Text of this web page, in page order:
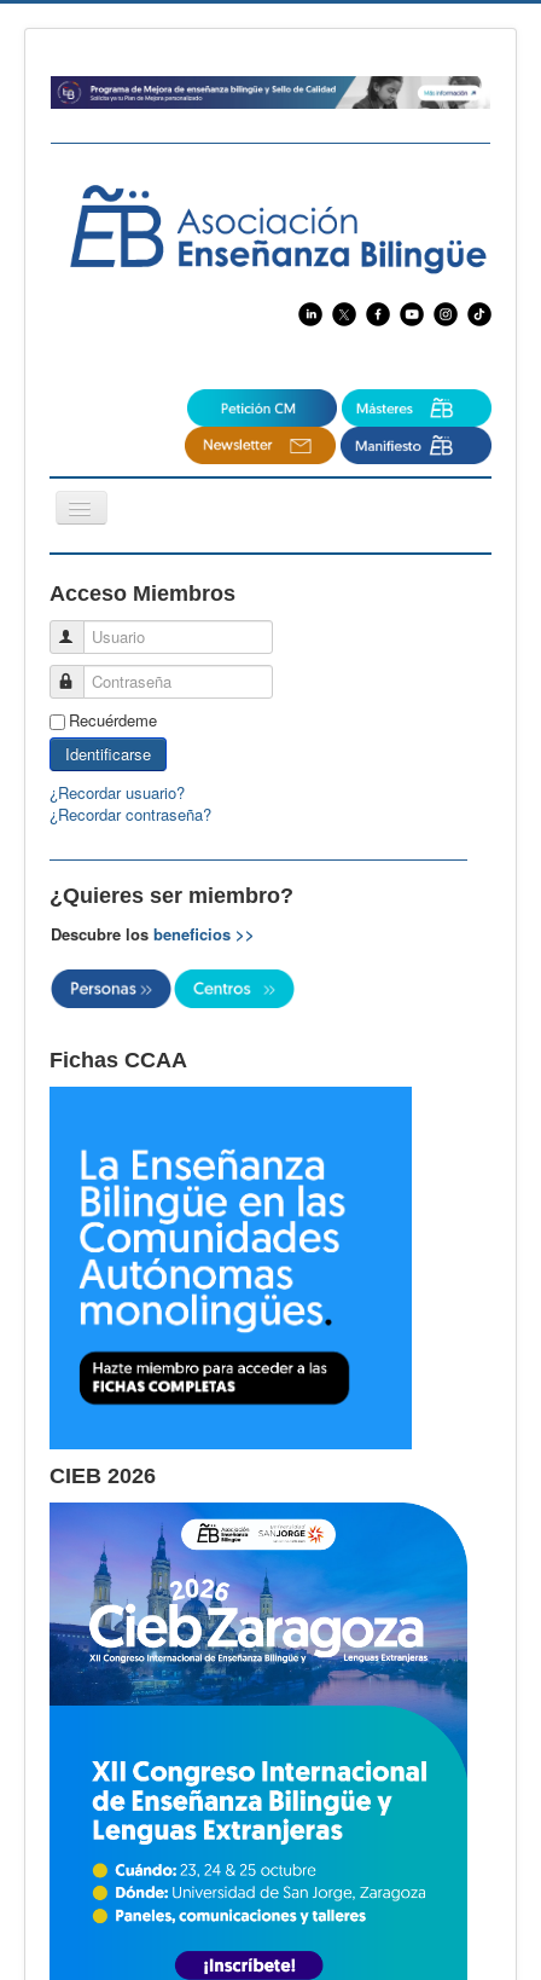
Cambiar
navegación
CertAcleB
Profesores Visitantes
Calidad
Artículos
Recursos
Observatorio EB
CIEB
Contacto
Acceso Miembros
Usuario
Contraseña
Recuérdeme
Identificarse
¿Recordar usuario?
¿Recordar contraseña?
¿Quieres ser miembro?
Descubre los beneficios >>
Fichas CCAA
CIEB 2026